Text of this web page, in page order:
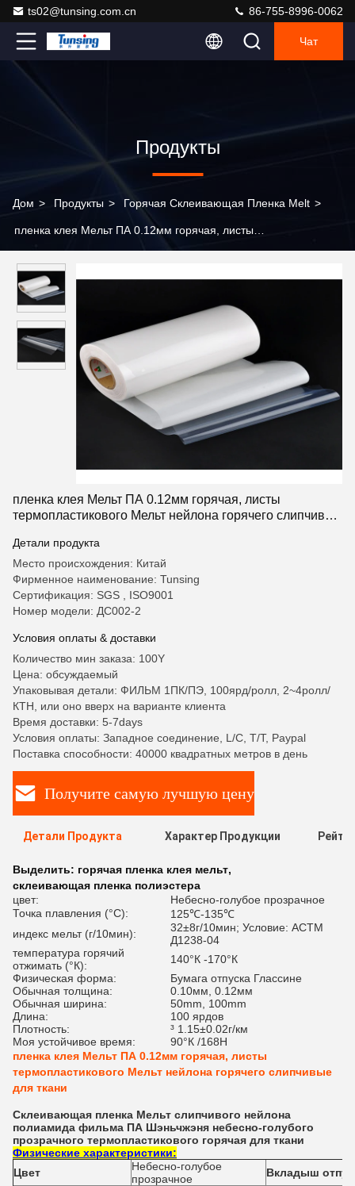
ts02@tunsing.com.cn 86-755-8996-0062
Чат
Продукты
Дом > Продукты > Горячая Склеивающая Пленка Melt >
пленка клея Мельт ПА 0.12мм горячая, листы
ткани
пленка клея Мельт ПА 0.12мм горячая, листы
термопластикового Мельт нейлона горячего слипчивые
Детали продукта
Место происхождения: Китай
Фирменное наименование: Tunsing
Сертификация: SGS , ISO9001
Номер модели: ДС002-2
Условия оплаты & доставки
Количество мин заказа: 100Y
Цена: обсуждаемый
Упаковывая детали: ФИЛЬМ 1ПК/ПЭ, 100ярд/ролл, 2~4ролл/
КТН, или оно вверх на варианте клиента
Время доставки: 5-7days
Условия оплаты: Западное соединение, L/C, T/T, Paypal
Поставка способности: 40000 квадратных метров в день
Получите самую лучшую цену
Детали Продукта Характер Продукции
Выделить: горячая пленка клея мельт,
склеивающая пленка полиэстера
цвет:
Небесно-голубое прозрачное
Точка плавления (°C):
125℃-135℃
индекс мельт (г/10мин):
32±8г/10мин; Условие: АСТМ
Д1238-04
температура горячий
отжимать (°К):
140°К -170°К
Физическая форма:
Бумага отпуска Глассине
Обычная толщина:
0.10мм, 0.12мм
Обычная ширина:
50mm, 100mm
Длина:
100 ярдов
Плотность:
³ 1.15±0.02г/км
Моя устойчивое время:
90°К /168H
пленка клея Мельт ПА 0.12мм горячая, листы
термопластикового Мельт нейлона горячего слипчивые
для ткани
Склеивающая пленка Мельт слипчивого нейлона
полиамида фильма ПА Шэньчжэня небесно-голубого
прозрачного термопластикового горячая для ткани
Физические характеристики:
Цвет
Небесно-голубое
прозрачное
Вкладыш